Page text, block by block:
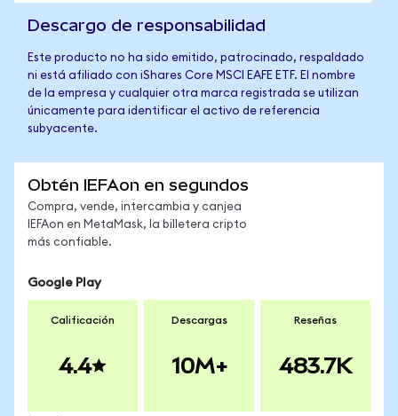
Descargo de responsabilidad
Este producto no ha sido emitido, patrocinado, respaldado
ni está afiliado con iShares Core MSCI EAFE ETF. El nombre
de la empresa y cualquier otra marca registrada se utilizan
únicamente para identificar el activo de referencia
subyacente.
Obtén IEFAon en segundos
Compra, vende, intercambia y canjea
IEFAon en MetaMask, la billetera cripto
más confiable.
Google Play
Calificación
4.4
Descargas
10M+
Reseñas
483.7K